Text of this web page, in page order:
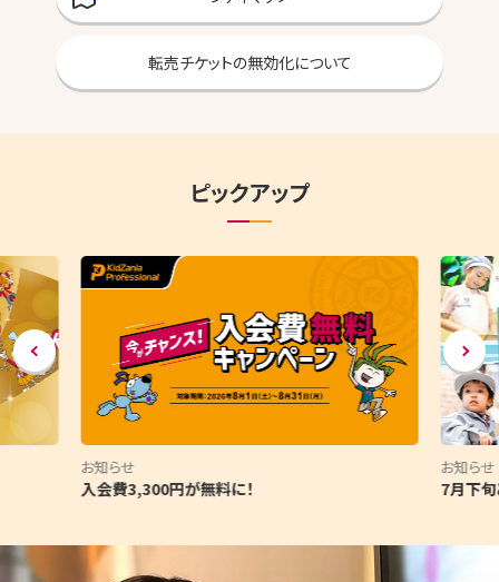
転売チケットの無効化について
ピックアップ
次
前
お知らせ
入会費3,300円が無料に！
お知らせ
7月下旬